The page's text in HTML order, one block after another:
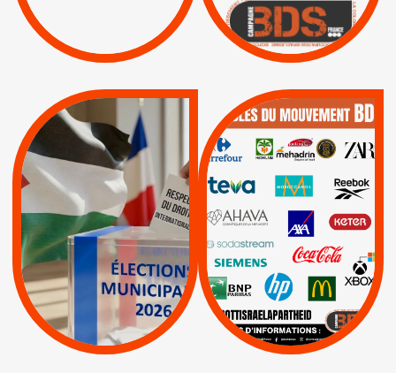
| Pétitions
| Boycott militaire |
Lettres d'interpellation
MUNICIPALES 2026 :
JE VOTE POUR LE
RESPECT DU DROIT
INTERNATIONAL EN
PALESTINE
APPELS | Actus |
Espaces Sans
Apartheid
| Lettres d'interpellation
QUE BOYCOTTER ?
BOYCOTT /
AXA BNP | CAF |
Carrefour | HP |
Keter |
Livres et brochures |
Mehadrin | PUMA
Sodastream |
Visuels, tracts,
affiches,...